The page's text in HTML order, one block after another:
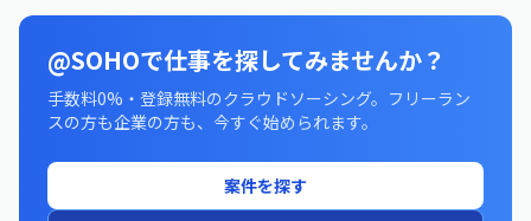
@SOHOで仕事を探してみませんか？
手数料0%・登録無料のクラウドソーシング。フリーラン
スの方も企業の方も、今すぐ始められます。
案件を探す